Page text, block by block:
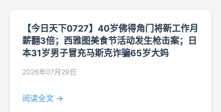
【今日天下0727】40岁佛得角门将新工作月
薪翻3倍；西雅图美食节活动发生枪击案；日
本31岁男子冒充马斯克诈骗65岁大妈
2026年07月29日
阅读全文 →